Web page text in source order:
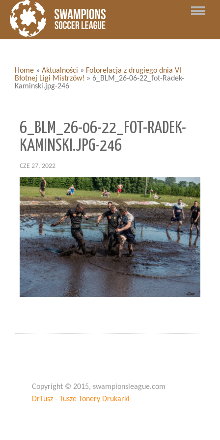
Home » Aktualności » Fotorelacja z drugiego dnia VI
Błotnej Ligi Mistrzów! » 6_BLM_26-06-22_fot-Radek-
Kaminski.jpg-246
6_BLM_26-06-22_FOT-RADEK-
KAMINSKI.JPG-246
CZE 27, 2022
Copyright © 2015, swampionsleague.com
DrTusz - Tusze Tonery Drukarki